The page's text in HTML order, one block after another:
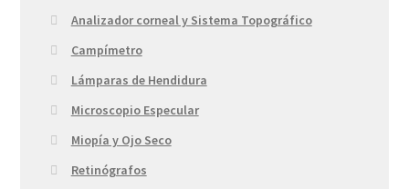
Analizador corneal y Sistema Topográfico
Campímetro
Lámparas de Hendidura
Microscopio Especular
Miopía y Ojo Seco
Retinógrafos